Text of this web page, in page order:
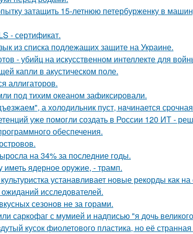
затащить 15-летнюю петербурженку в
- сертификат.
из списка подлежащих защите на Украине.
- убийц на искусственном интеллекте для
капли в акустическом поле.
аллигаторов.
под тихим океаном зафиксировали.
а холодильник пуст, нaчинается
уже помогли создать в России 120 ИТ -
обеспечения.
на 34% за последние годы.
ядерное оружие, - трамп.
устанавливает новые рекорды как на
исследователей.
сезонов не за горами.
саркофаг с мумией и надписью "я дочь
кусок фиолетового пластика, но её